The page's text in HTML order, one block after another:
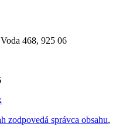
468, 925 06
zodpovedá správca obsahu,